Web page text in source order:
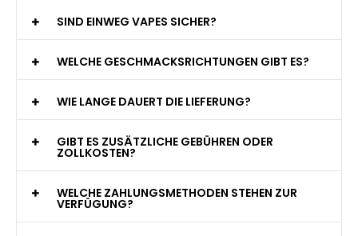
SIND EINWEG VAPES SICHER?
WELCHE GESCHMACKSRICHTUNGEN GIBT ES?
WIE LANGE DAUERT DIE LIEFERUNG?
GIBT ES ZUSÄTZLICHE GEBÜHREN ODER
ZOLLKOSTEN?
WELCHE ZAHLUNGSMETHODEN STEHEN ZUR
VERFÜGUNG?